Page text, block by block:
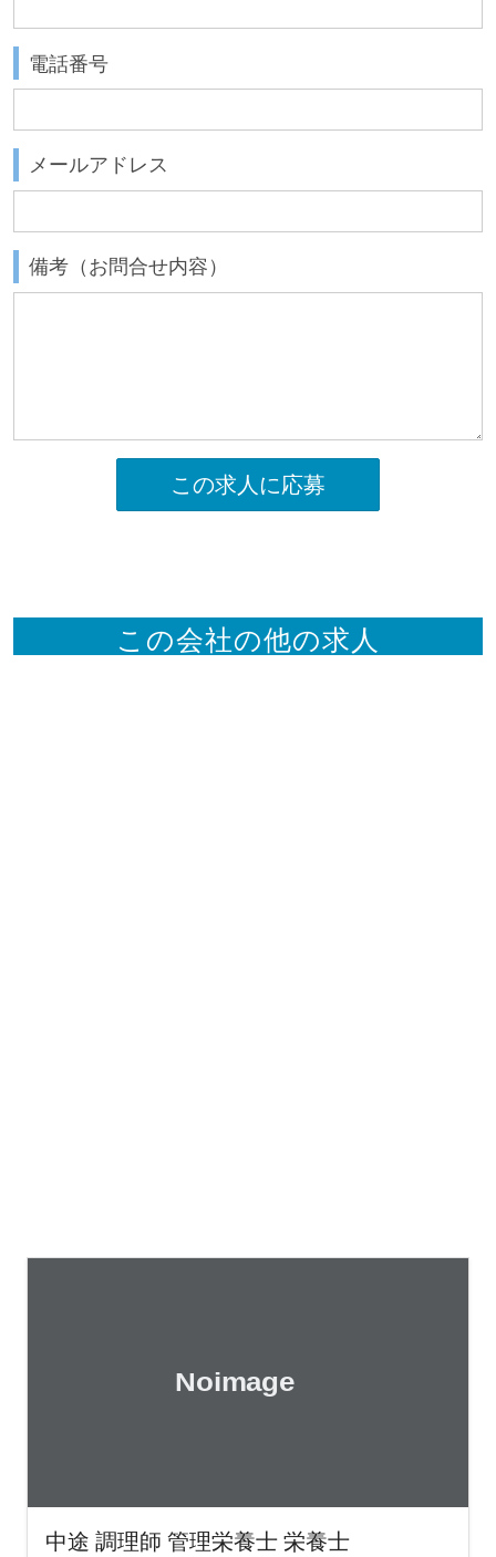
電話番号
メールアドレス
備考（お問合せ内容）
この求人に応募
この会社の他の求人
中途 調理師 管理栄養士 栄養士